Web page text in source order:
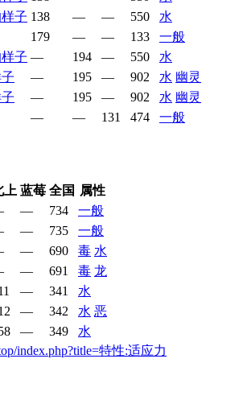
子 138 — — 550
水
179 — — 133
一般
子 — 194 — 550
水
— 195 — 902 水 幽灵
— 195 — 902 水 幽灵
— — 131 474 一般
上 蓝莓 全国 属性
— 734
一般
— 735
一般
— 690 毒 水
— 691 毒 龙
— 341
水
— 342 水 恶
— 349
水
index.php?title=特性:适应力